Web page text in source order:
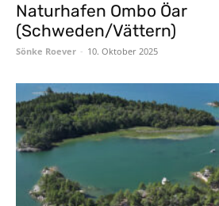
Naturhafen Ombo Öar
(Schweden/Vättern)
Sönke Roever - 10. Oktober 2025